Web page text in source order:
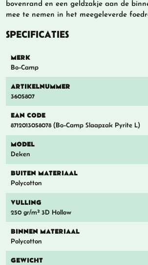
bovenrand en een geldzakje aan de
mee te nemen in het meegeleverde
SPECIFICATIES
MERK
Bo-Camp
ARTIKELNUMMER
3605807
EAN CODE
8712013058078 (Bo-Camp Slaapzak Pyrite L)
MODEL
Deken
BUITEN MATERIAAL
Polycotton
VULLING
250 gr/m² 3D Hollow
BINNEN MATERIAAL
Polycotton
GEWICHT